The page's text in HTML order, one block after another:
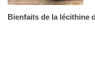
Bienfaits de la lécithine